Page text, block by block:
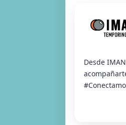
Desde